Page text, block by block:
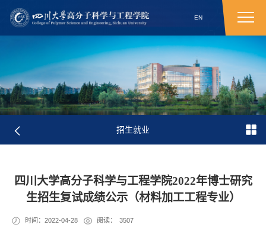
EN
招生就业
四川大学高分子科学与工程学院2022年博士研究
生招生复试成绩公示（材料加工工程专业）
时间：2022-04-28 阅读： 3507